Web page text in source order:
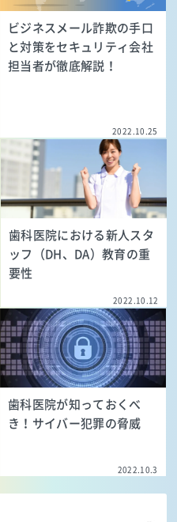
ビジネスメール詐欺の手口
と対策をセキュリティ会社
担当者が徹底解説！
2022.10.25
歯科医院における新人スタ
ッフ（DH、DA）教育の重
要性
2022.10.12
歯科医院が知っておくべ
き！サイバー犯罪の脅威
2022.10.3